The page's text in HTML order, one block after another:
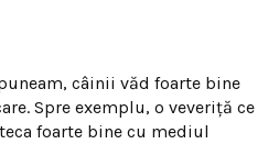
câinii văd foarte bine
Spre exemplu, o veveriţă ce
foarte bine cu mediul